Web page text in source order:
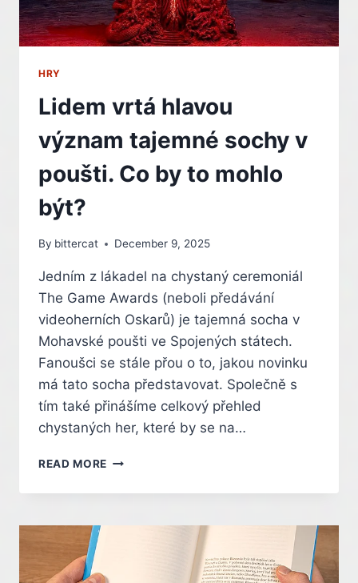
HRY
Lidem vrtá hlavou
význam tajemné sochy v
poušti. Co by to mohlo
být?
By bittercat December 9, 2025
Jedním z lákadel na chystaný ceremoniál
The Game Awards (neboli předávání
videoherních Oskarů) je tajemná socha v
Mohavské poušti ve Spojených státech.
Fanoušci se stále přou o to, jakou novinku
má tato socha představovat. Společně s
tím také přinášíme celkový přehled
chystaných her, které by se na…
READ MORE LIDEM
HLAVOU
TAJEMNÉ
POUŠTI.